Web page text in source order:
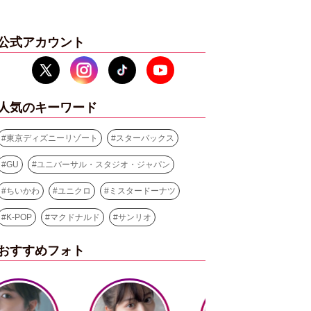
式アカウント
気のキーワード
#東京ディズニーリゾート #スターバックス
#GU #ユニバーサル・スタジオ・ジャパン
#ちいかわ #ユニクロ # ミスタードーナツ
#K-POP #マクドナルド #サンリオ
すすめフォト